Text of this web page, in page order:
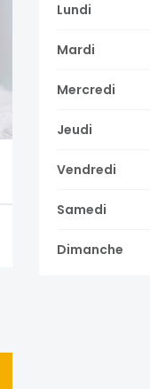
Lundi
Mardi
Mercredi
Jeudi
Vendredi
Samedi
Dimanche